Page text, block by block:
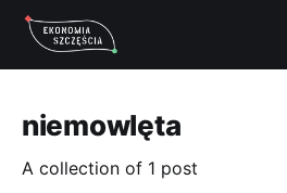
niemowlęta
A collection of 1 post